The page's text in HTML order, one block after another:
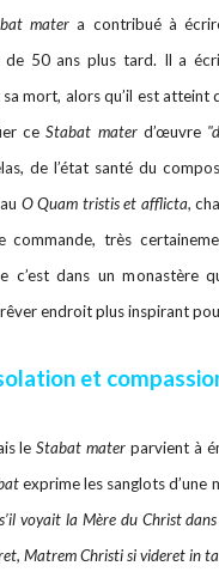
mater a contribué à
50 ans plus tard. Il a
mort, alors qu’il est atteint
ceStabat materd’œuvre
de l’état santé du
O Quam tristis et afflicta,
commande, très
c’est dans un monastère
endroit plus inspirant
et
leStabat mater parvient à
exprime les sanglots d’une
voyait la Mère du Christ
Matrem Christi si videret in